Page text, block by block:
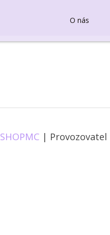
O nás
SHOPMC | Provozovatel